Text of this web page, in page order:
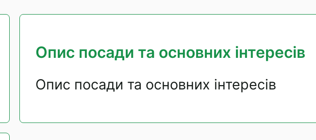
Опис посади та основних інтересів
Опис посади та основних інтересів